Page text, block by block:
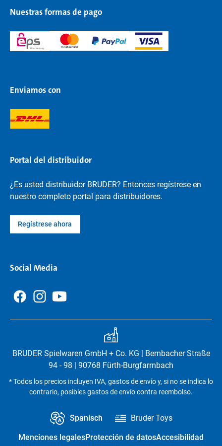
Nuestras formas de pago
Enviamos con
Portal del distribuidor
¿Es usted distribuidor BRUDER? Entonces regístrese en
nuestro completo portal para distribuidores.
Regístrese ahora
Social Media
BRUDER Spielwaren GmbH + Co. KG | Bernbacher Straße
94 - 98 | 90768 Fürth-Burgfarrnbach
* Todos los precios incluyen IVA, gastos de envío y, si no se indica lo
contrario, posibles gastos de envío contra reembolso.
Spanisch Bruder Toys
Menciones legalesProtección de datosAccesibilidad